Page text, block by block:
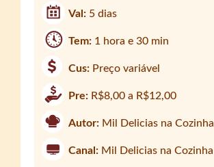
Val: 5 dias
Tem: 1 hora e 30 min
Cus: Preço variável
Pre: R$8,00 a R$12,00
Autor: Mil Delicias na Cozinha
Canal: Mil Delicias na Cozinha